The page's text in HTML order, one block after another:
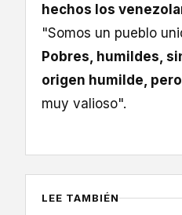
hechos los
"Somos un pueblo
Pobres, humildes,
origen humilde,
muy valioso".
LEE TAMBIÉN